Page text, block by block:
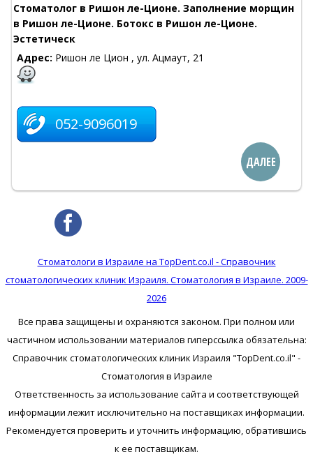
Стоматолог в Ришон ле-Ционе. Заполнение морщин
в Ришон ле-Ционе. Ботокс в Ришон ле-Ционе.
Эстетическ
Адрес: Ришон ле Цион , ул. Ацмаут, 21
052-9096019
ДАЛЕЕ
Стоматологи в Израиле на TopDent.co.il - Справочник
стоматологических клиник Израиля. Стоматология в Израиле. 2009-
2026
Все права защищены и охраняются законом. При полном или
частичном использовании материалов гиперссылка обязательна:
Справочник стоматологических клиник Израиля "TopDent.co.il" -
Стоматология в Израиле
Ответственность за использование сайта и соответствующей
информации лежит исключительно на поставщиках информации.
Рекомендуется проверить и уточнить информацию, обратившись
к ее поставщикам.